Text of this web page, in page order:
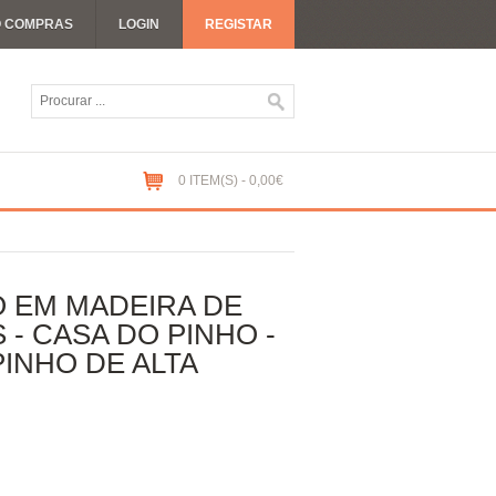
COMPRAS LOGIN REGISTAR
0 ITEM(S) - 0,00€
EM MADEIRA DE
- CASA DO PINHO -
DE ALTA